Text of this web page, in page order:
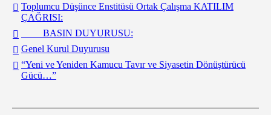
Toplumcu Düşünce Enstitüsü Ortak Çalışma KATILIM
ÇAĞRISI:
BASIN DUYURUSU:
Genel Kurul Duyurusu
“Yeni ve Yeniden Kamucu Tavır ve Siyasetin Dönüştürücü
Gücü…”